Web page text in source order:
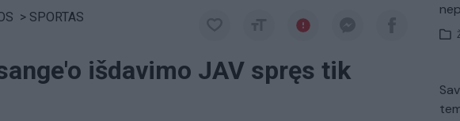
> SPORTAS
išdavimo JAV spręs tik